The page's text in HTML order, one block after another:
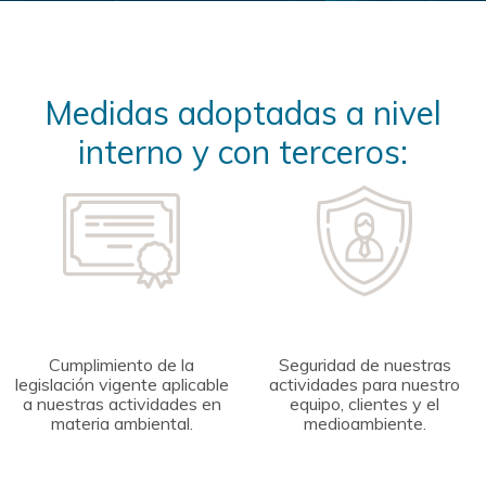
Medidas adoptadas a nivel
interno y con terceros:
Cumplimiento de la
legislación vigente aplicable
a nuestras actividades en
materia ambiental.
Seguridad de nuestras
actividades para nuestro
equipo, clientes y el
medioambiente.